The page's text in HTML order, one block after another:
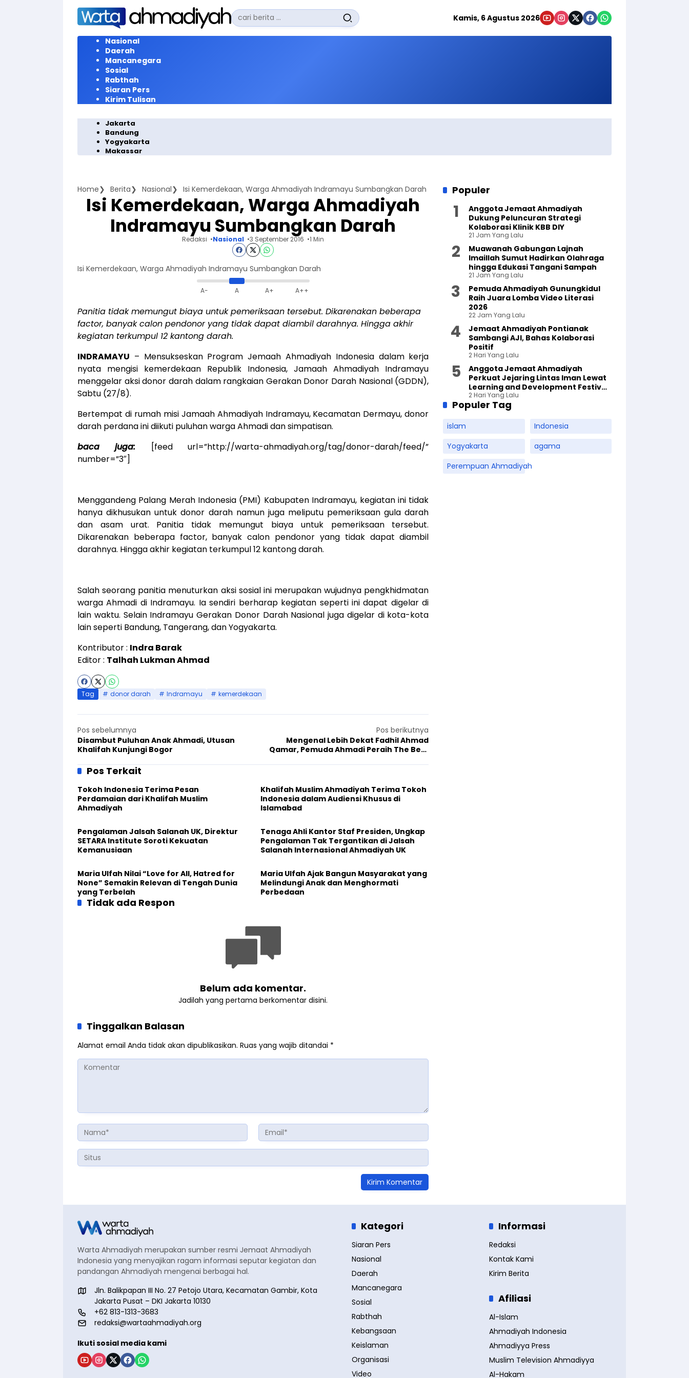
Langsung
konten
Pencarian
untuk:
Kamis, 6 Agustus 2026
Nasional
Daerah
Mancanegara
Sosial
Rabthah
Siaran Pers
Kirim Tulisan
Jakarta
Bandung
Yogyakarta
Makassar
Home Berita Nasional Isi Kemerdekaan, Warga Ahmadiyah Indramayu Sumbangkan Darah
Isi Kemerdekaan, Warga Ahmadiyah
Indramayu Sumbangkan Darah
Redaksi Nasional 3 September 2016 1 Min
Isi Kemerdekaan, Warga Ahmadiyah Indramayu Sumbangkan Darah
A- A A+ A++
Panitia tidak memungut biaya untuk pemeriksaan tersebut. Dikarenakan beberapa
factor, banyak calon pendonor yang tidak dapat diambil darahnya. Hingga akhir
kegiatan terkumpul 12 kantong darah.
INDRAMAYU – Mensukseskan Program Jemaah Ahmadiyah Indonesia dalam kerja
nyata mengisi kemerdekaan Republik Indonesia, Jamaah Ahmadiyah Indramayu
menggelar aksi donor darah dalam rangkaian Gerakan Donor Darah Nasional (GDDN),
Sabtu (27/8).
Bertempat di rumah misi Jamaah Ahmadiyah Indramayu, Kecamatan Dermayu, donor
darah perdana ini diikuti puluhan warga Ahmadi dan simpatisan.
baca juga:
[feed url=”http://warta-ahmadiyah.org/tag/donor-darah/feed/”
number=”3″]
Menggandeng Palang Merah Indonesia (PMI) Kabupaten Indramayu, kegiatan ini tidak
hanya dikhusukan untuk donor darah namun juga meliputu pemeriksaan gula darah
dan asam urat. Panitia tidak memungut biaya untuk pemeriksaan tersebut.
Dikarenakan beberapa factor, banyak calon pendonor yang tidak dapat diambil
darahnya. Hingga akhir kegiatan terkumpul 12 kantong darah.
Salah seorang panitia menuturkan aksi sosial ini merupakan wujudnya pengkhidmatan
warga Ahmadi di Indramayu. Ia sendiri berharap kegiatan seperti ini dapat digelar di
lain waktu. Selain Indramayu Gerakan Donor Darah Nasional juga digelar di kota-kota
lain seperti Bandung, Tangerang, dan Yogyakarta.
Kontributor : Indra Barak
Editor : Talhah Lukman Ahmad
Tag donor darah Indramayu kemerdekaan
Pos sebelumnya
Disambut Puluhan Anak Ahmadi, Utusan
Khalifah Kunjungi Bogor
Pos berikutnya
Mengenal Lebih Dekat Fadhil Ahmad
Qamar, Pemuda Ahmadi Peraih The Best
10th International Drawing Competition for
Pos Terkait
Tokoh Indonesia Terima Pesan
Perdamaian dari Khalifah Muslim
Ahmadiyah
Khalifah Muslim Ahmadiyah Terima Tokoh
Indonesia dalam Audiensi Khusus di
Islamabad
Pengalaman Jalsah Salanah UK, Direktur
SETARA Institute Soroti Kekuatan
Kemanusiaan
Tenaga Ahli Kantor Staf Presiden, Ungkap
Pengalaman Tak Tergantikan di Jalsah
Salanah Internasional Ahmadiyah UK
Maria Ulfah Nilai “Love for All, Hatred for
None” Semakin Relevan di Tengah Dunia
yang Terbelah
Maria Ulfah Ajak Bangun Masyarakat yang
Melindungi Anak dan Menghormati
Perbedaan
Tidak ada Respon
Belum ada komentar.
Jadilah yang pertama berkomentar disini.
Tinggalkan Balasan
Alamat email Anda tidak akan dipublikasikan. Ruas yang wajib ditandai *
Populer
Anggota Jemaat Ahmadiyah
Dukung Peluncuran Strategi
Kolaborasi Klinik KBB DIY
21 Jam Yang Lalu
Muawanah Gabungan Lajnah
Imaillah Sumut Hadirkan Olahraga
hingga Edukasi Tangani Sampah
21 Jam Yang Lalu
Pemuda Ahmadiyah Gunungkidul
Raih Juara Lomba Video Literasi
2026
22 Jam Yang Lalu
Jemaat Ahmadiyah Pontianak
Sambangi AJI, Bahas Kolaborasi
Positif
2 Hari Yang Lalu
Anggota Jemaat Ahmadiyah
Perkuat Jejaring Lintas Iman Lewat
Learning and Development Festival
di Yogyakarta
2 Hari Yang Lalu
Populer Tag
islam
Indonesia
Yogyakarta
agama
Perempuan Ahmadiyah
Warta Ahmadiyah merupakan sumber resmi Jemaat Ahmadiyah
Indonesia yang menyajikan ragam informasi seputar kegiatan dan
pandangan Ahmadiyah mengenai berbagai hal.
Jln. Balikpapan III No. 27 Petojo Utara, Kecamatan Gambir, Kota
Jakarta Pusat – DKI Jakarta 10130
+62 813-1313-3683
redaksi@wartaahmadiyah.org
Ikuti sosial media kami
Kategori
Siaran Pers
Nasional
Daerah
Mancanegara
Sosial
Rabthah
Kebangsaan
Keislaman
Organisasi
Video
Informasi
Redaksi
Kontak Kami
Kirim Berita
Afiliasi
Al-Islam
Ahmadiyah Indonesia
Ahmadiyya Press
Muslim Television Ahmadiyya
Al-Hakam